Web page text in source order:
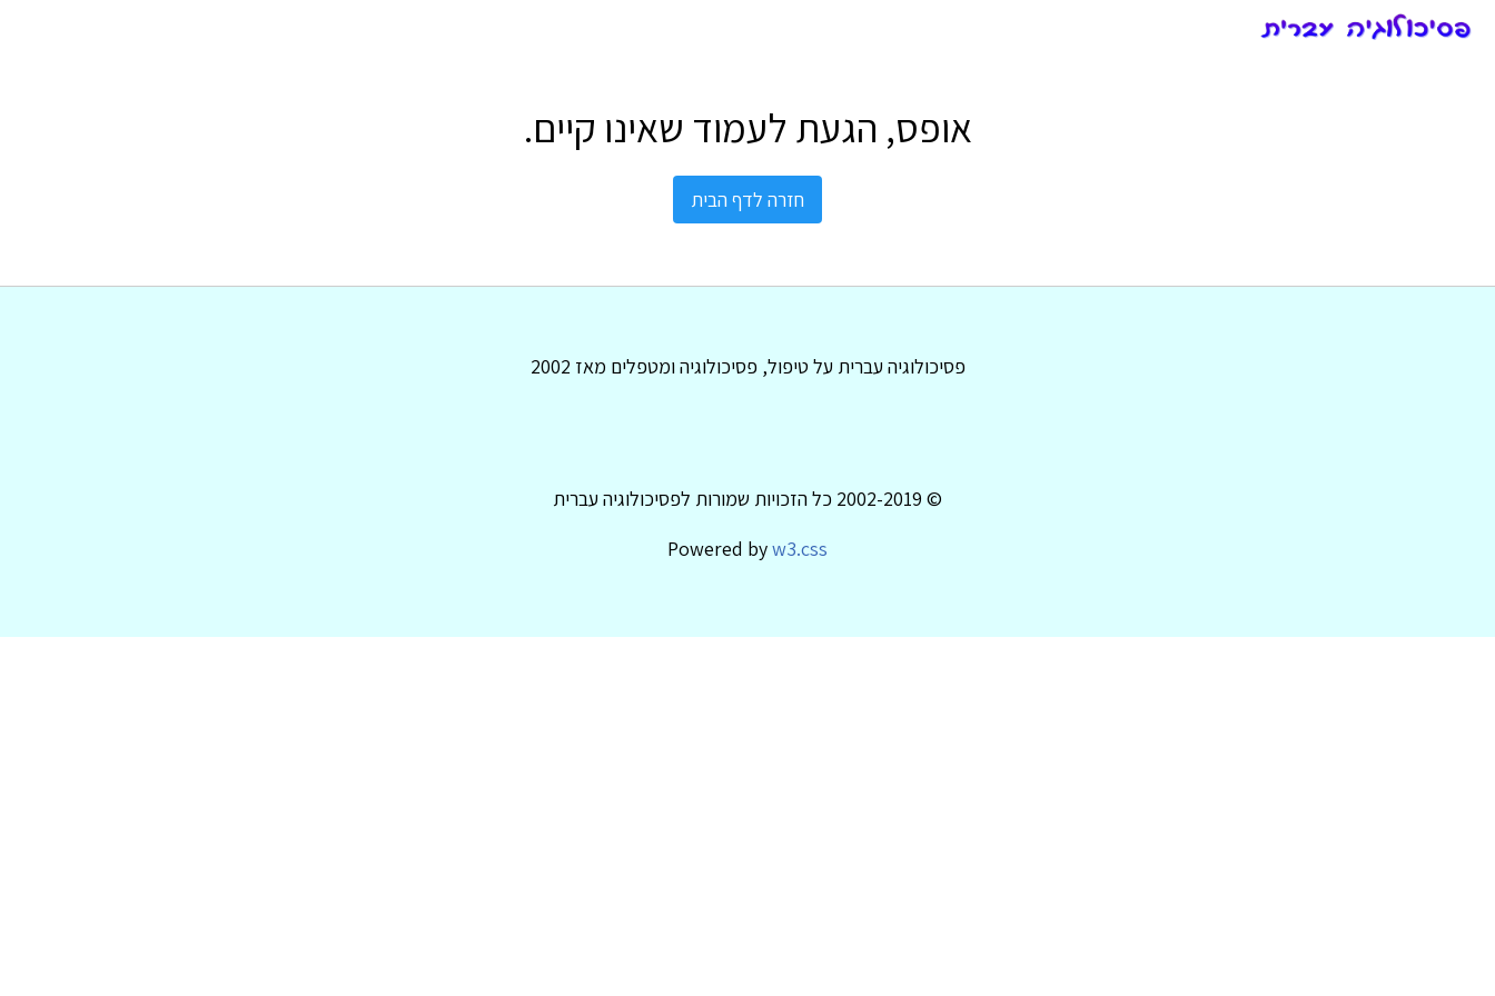
אופס, הגעת לעמוד שאינו קיים.
חזרה לדף הבית
פסיכולוגיה עברית על טיפול, פסיכולוגיה ומטפלים מאז 2002
© 2002-2019 כל הזכויות שמורות לפסיכולוגיה עברית
Powered byw3.css